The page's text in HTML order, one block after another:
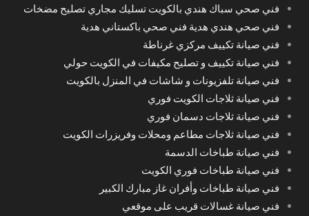
فني صحي سباك هندي بالكويت تسليك مجاري تصليح مضخات
فني صحي هندي هدية فني صحي باكستاني هدية
فني صيانة تكييف مركزي غرناطة
فني صيانة تكييف و تصليح مكيفات في الكويت حولي
فني صيانة تلفزيونات و شاشات في المنزل بالكويت
فني صيانة ثلاجات الكويت فوري
فني صيانة ثلاجات دسمان فوري
فني صيانة ثلاجات مطاعم ومحلات وفريزرات الكويت
فني صيانة طباخات الدسمة
فني صيانة طباخات فوري الكويت
فني صيانة طباخات وأفران غاز مبارك الكبير
فني صيانة غسالات قريب على موقعي